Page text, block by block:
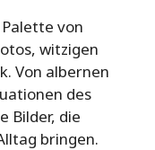
von
witzigen
Von albernen
des
Bilder, die
bringen.